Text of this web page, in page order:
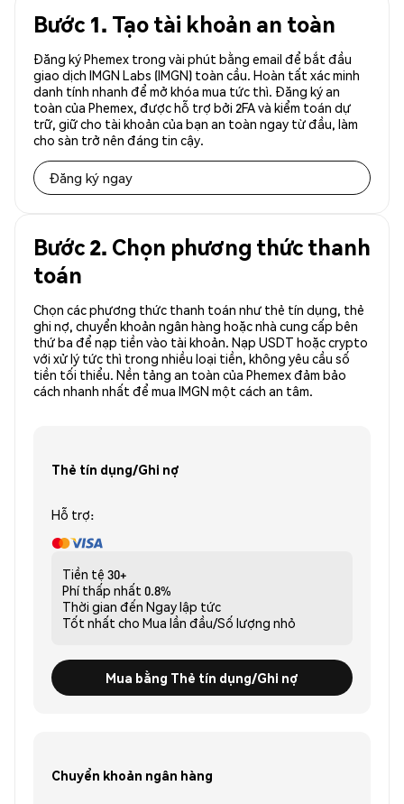
Bước 1. Tạo tài khoản an toàn
Đăng ký Phemex trong vài phút bằng email để bắt đầu
giao dịch IMGN Labs (IMGN) toàn cầu. Hoàn tất xác minh
danh tính nhanh để mở khóa mua tức thì. Đăng ký an
toàn của Phemex, được hỗ trợ bởi 2FA và kiểm toán dự
trữ, giữ cho tài khoản của bạn an toàn ngay từ đầu, làm
cho sàn trở nên đáng tin cậy.
Đăng ký ngay
Bước 2. Chọn phương thức thanh
toán
Chọn các phương thức thanh toán như thẻ tín dụng, thẻ
ghi nợ, chuyển khoản ngân hàng hoặc nhà cung cấp bên
thứ ba để nạp tiền vào tài khoản. Nạp USDT hoặc crypto
với xử lý tức thì trong nhiều loại tiền, không yêu cầu số
tiền tối thiểu. Nền tảng an toàn của Phemex đảm bảo
cách nhanh nhất để mua IMGN một cách an tâm.
Thẻ tín dụng/Ghi nợ
Hỗ trợ:
Tiền tệ 30+
Phí thấp nhất 0.8%
Thời gian đến Ngay lập tức
Tốt nhất cho Mua lần đầu/Số lượng nhỏ
Mua bằng Thẻ tín dụng/Ghi nợ
Chuyển khoản ngân hàng